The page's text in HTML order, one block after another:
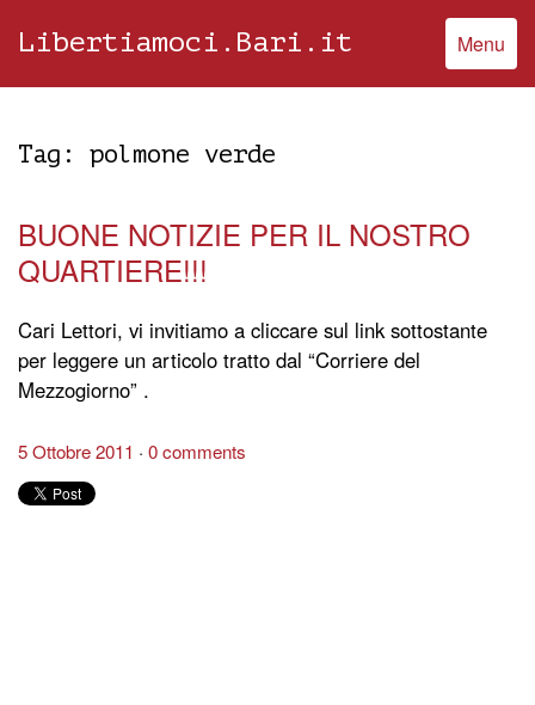
Libertiamoci.Bari.it Menu
Tag: polmone verde
BUONE NOTIZIE PER IL NOSTRO
QUARTIERE!!!
Cari Lettori, vi invitiamo a cliccare sul link sottostante
per leggere un articolo tratto dal “Corriere del
Mezzogiorno” .
5 Ottobre 2011 0 comments